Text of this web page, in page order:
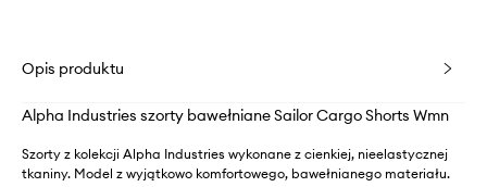
Opis produktu
Alpha Industries szorty bawełniane Sailor Cargo Shorts Wmn
Szorty z kolekcji Alpha Industries wykonane z cienkiej, nieelastycznej
tkaniny. Model z wyjątkowo komfortowego, bawełnianego materiału.